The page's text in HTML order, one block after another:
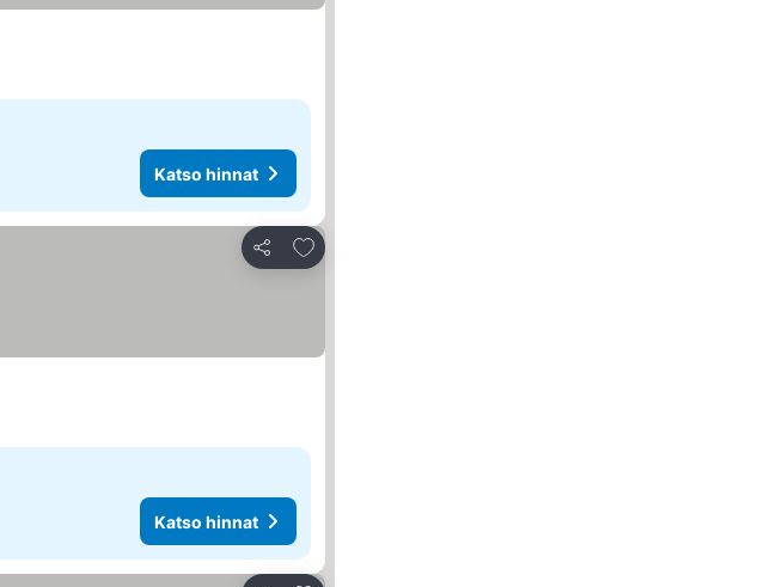
Katso hinnat
Jaa
Lisää suosikkeihin
Katso hinnat